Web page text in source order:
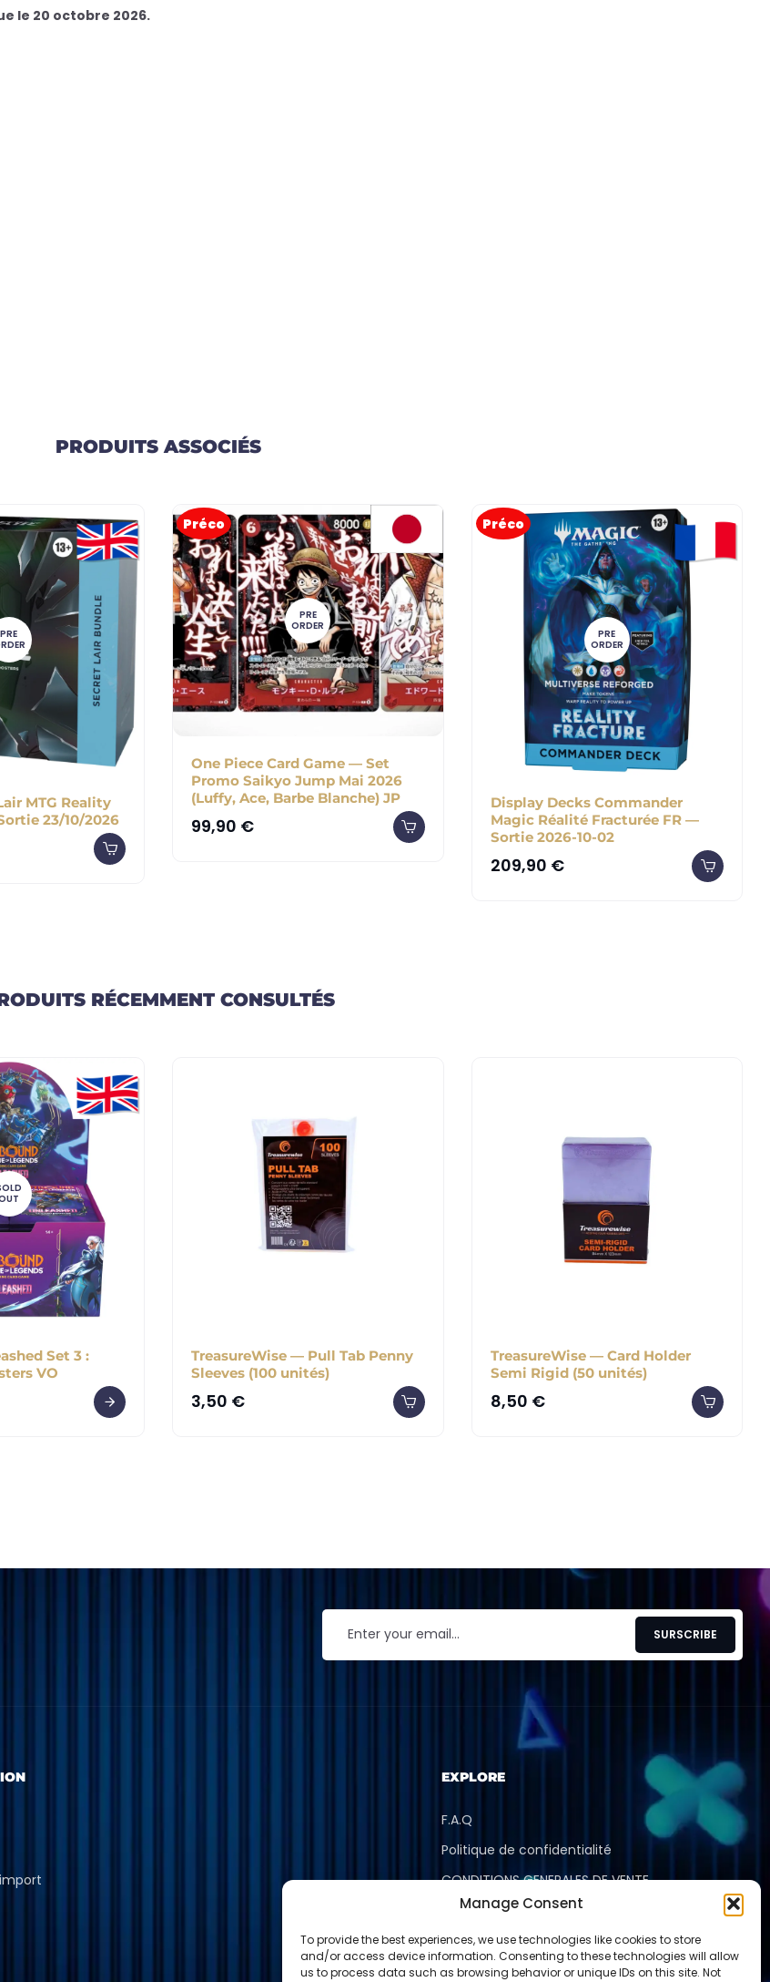
Manage Consent
To provide the best experiences, we use technologies like cookies to store
and/or access device information. Consenting to these technologies will allow
us to process data such as browsing behavior or unique IDs on this site. Not
le 20 octobre 2026.
PRODUITS ASSOCIÉS
PRE
MTG Reality
23/10/2026
Préco
PRE
ORDER
One Piece Card Game — Set
Promo Saikyo Jump Mai 2026
(Luffy, Ace, Barbe Blanche) JP
99,90 €
Préco
PRE
ORDER
Display Decks Commander
Magic Réalité Fracturée FR —
Sortie 2026-10-02
209,90 €
RÉCEMMENT CONSULTÉS
Set 3 :
VO
TreasureWise — Pull Tab Penny
Sleeves (100 unités)
3,50 €
TreasureWise — Card Holder
Semi Rigid (50 unités)
8,50 €
EXPLORE
F.A.Q
Politique de confidentialité
CONDITIONS GENERALES DE VENTE
Mentions légales
Découvrir